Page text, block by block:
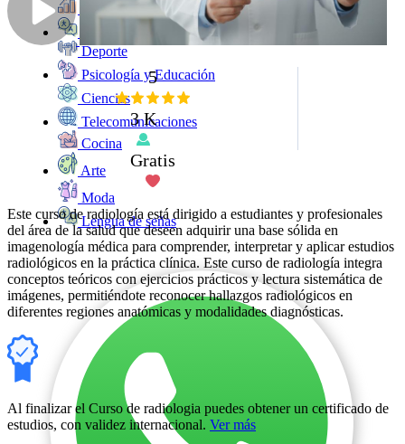
Marketing
Deporte
Psicología y Educación
Ciencias
Telecomunicaciones
Cocina
Arte
Moda
Lengua de señas
5
3 K
Gratis
Este curso de radiología está dirigido a estudiantes y profesionales
del área de la salud que deseen adquirir una base sólida en
imagenología médica para comprender, interpretar y aplicar estudios
radiológicos en la práctica clínica. Este curso de radiología integra
conceptos teóricos con ejercicios prácticos y lectura sistemática de
imágenes, permitiéndote reconocer hallazgos radiológicos en
diferentes regiones anatómicas y modalidades diagnósticas.
Al finalizar el Curso de radiologia puedes obtener un certificado de
estudios, con validez internacional. Ver más